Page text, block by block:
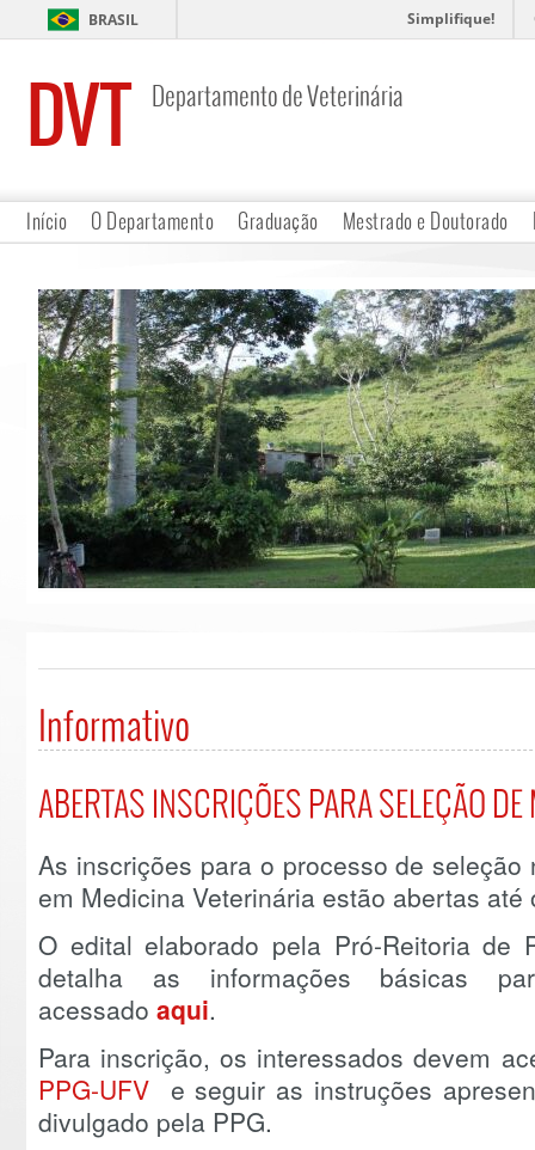
BRASIL Simplifique!
DVT Departamento de Veterinária
Início O Departamento Graduação Mestrado e Doutorado
Informativo
ABERTAS INSCRIÇÕES PARA SELEÇÃO
As inscrições para o processo de
em Medicina Veterinária estão abertas
O edital elaborado pela Pró-Reitoria de
detalha as informações básicas
acessado aqui.
Para inscrição, os interessados devem
PPG-UFV e seguir as instruções
divulgado pela PPG.